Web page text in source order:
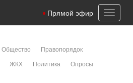
Toggle
Прямой эфир
Общество
Правопорядок
ЖКХ Политика
Опросы